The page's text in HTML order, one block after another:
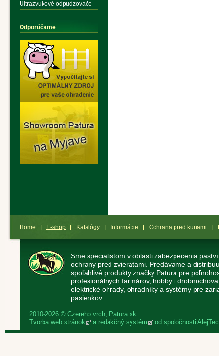
Ultrazvukové odpudzovače
Odporúčame
Home E-shop Katalógy Informácie Ochrana pred kunami
Sme špecialistom v oblasti zabezpečenia
ochrany pred zvieratami. Predávame a
spoľahlivé produkty značky Patura pre
profesionálnych farmárov, hobby i
elektrické ohrady, ohradníky a systémy pre
pasienkov.
2010-2026 © Czereho vrch, Patura.sk
Tvorba web stránok
a redakčný systém od spoločnosti